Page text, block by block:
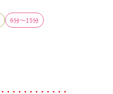
6分～15分